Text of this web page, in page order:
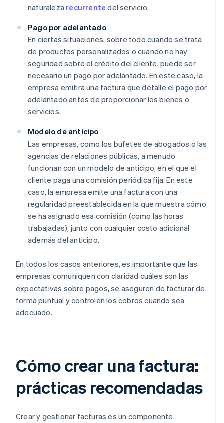
naturaleza recurrente del servicio.
Pago por adelantado
En ciertas situaciones, sobre todo cuando se trata
de productos personalizados o cuando no hay
seguridad sobre el crédito del cliente, puede ser
necesario un pago por adelantado. En este caso, la
empresa emitirá una factura que detalle el pago por
adelantado antes de proporcionar los bienes o
servicios.
Modelo de anticipo
Las empresas, como los bufetes de abogados o las
agencias de relaciones públicas, a menudo
funcionan con un modelo de anticipo, en el que el
cliente paga una comisión periódica fija. En este
caso, la empresa emite una factura con una
regularidad preestablecida en la que muestra cómo
se ha asignado esa comisión (como las horas
trabajadas), junto con cualquier costo adicional
además del anticipo.
En todos los casos anteriores, es importante que las
empresas comuniquen con claridad cuáles son las
expectativas sobre pagos, se aseguren de facturar de
forma puntual y controlen los cobros cuando sea
adecuado.
Cómo crear una factura:
prácticas recomendadas
Crear y gestionar facturas es un componente